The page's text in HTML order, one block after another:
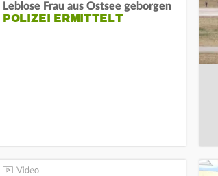
Leblose Frau aus Ostsee geborgen
POLIZEI ERMITTELT